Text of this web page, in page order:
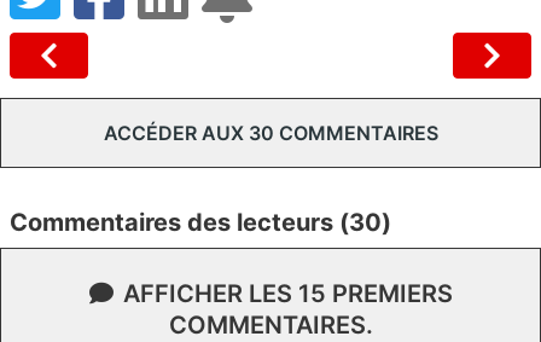
ACCÉDER AUX 30 COMMENTAIRES
Commentaires des lecteurs (30)
AFFICHER LES 15 PREMIERS
COMMENTAIRES.